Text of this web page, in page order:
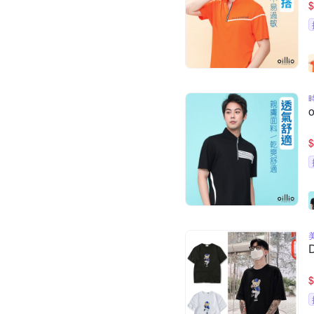
$
$
$